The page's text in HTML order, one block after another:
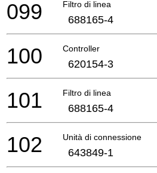
Filtro di linea
099 688165-4
Controller
100 620154-3
Filtro di linea
101 688165-4
Unità di connessione
102 643849-1